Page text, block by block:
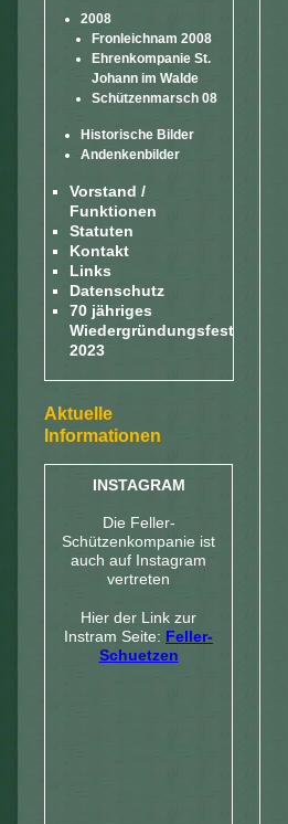
2008
Fronleichnam 2008
Ehrenkompanie St.
Johann im Walde
Schützenmarsch 08
Historische Bilder
Andenkenbilder
Vorstand /
Funktionen
Statuten
Kontakt
Links
Datenschutz
70 jähriges
Wiedergründungsfest
2023
Aktuelle
Informationen
INSTAGRAM
Die Feller-
Schützenkompanie ist
auch auf Instagram
vertreten
Hier der Link zur
Instram Seite: Feller-
Schuetzen